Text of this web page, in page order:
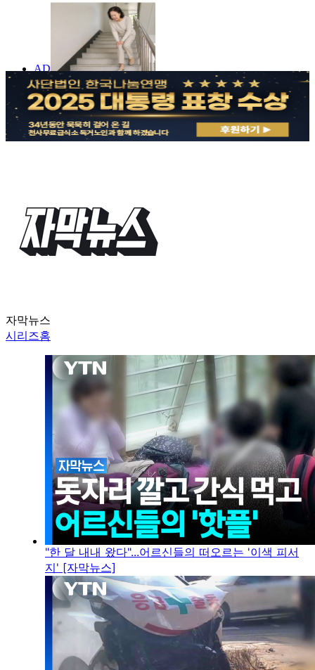
자막뉴스
시리즈홈
"한 달 내내 왔다"...어르신들의 떠오르는 '이색 피서
지' [자막뉴스]